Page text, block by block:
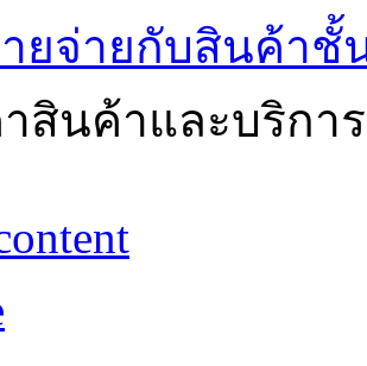
ายจ่ายกับสินค้า
าสินค้าและบริกา